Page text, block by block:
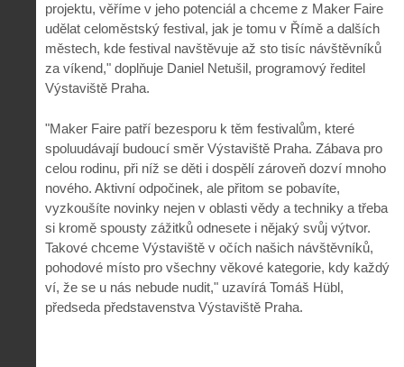
projektu, věříme v jeho potenciál a chceme z Maker Faire
udělat celoměstský festival, jak je tomu v Římě a dalších
městech, kde festival navštěvuje až sto tisíc návštěvníků
za víkend," doplňuje Daniel Netušil, programový ředitel
Výstaviště Praha.
"Maker Faire patří bezesporu k těm festivalům, které
spoluudávají budoucí směr Výstaviště Praha. Zábava pro
celou rodinu, při níž se děti i dospělí zároveň dozví mnoho
nového. Aktivní odpočinek, ale přitom se pobavíte,
vyzkoušíte novinky nejen v oblasti vědy a techniky a třeba
si kromě spousty zážitků odnesete i nějaký svůj výtvor.
Takové chceme Výstaviště v očích našich návštěvníků,
pohodové místo pro všechny věkové kategorie, kdy každý
ví, že se u nás nebude nudit," uzavírá Tomáš Hübl,
předseda představenstva Výstaviště Praha.